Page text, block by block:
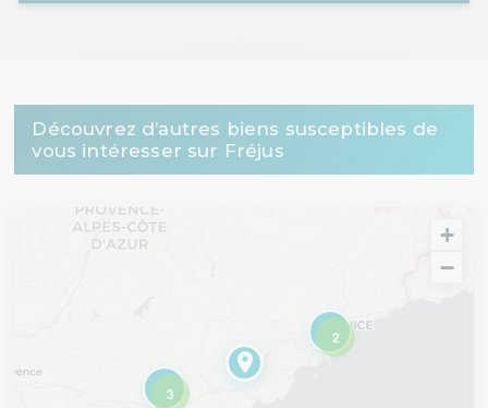
Découvrez d’autres biens susceptibles de
vous intéresser sur Fréjus
3
2
+
−